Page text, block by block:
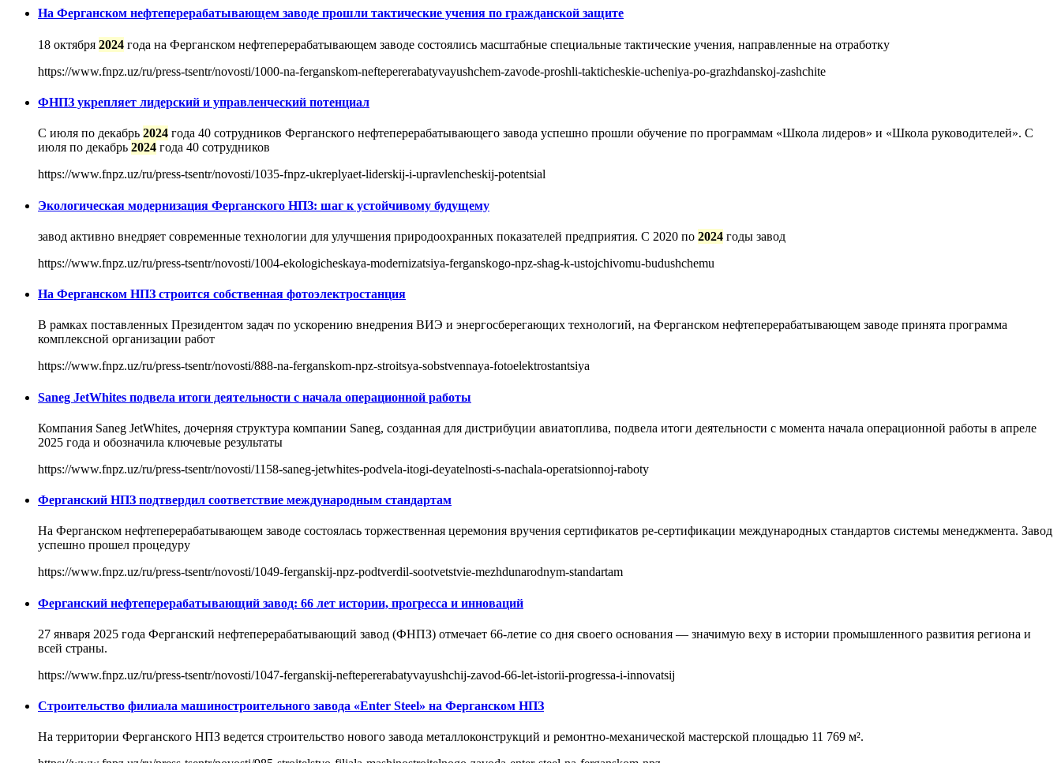
На Ферганском нефтеперерабатывающем заводе прошли тактические учения по гражданской защите
18 октября 2024 года на Ферганском нефтеперерабатывающем заводе состоялись масштабные специальные тактические учения, направленные на отработку
https://www.fnpz.uz/ru/press-tsentr/novosti/1000-na-ferganskom-neftepererabatyvayushchem-zavode-proshli-takticheskie-ucheniya-po-grazhdanskoj-zashchite
ФНПЗ укрепляет лидерский и управленческий потенциал
С июля по декабрь 2024 года 40 сотрудников Ферганского нефтеперерабатывающего завода успешно прошли обучение по программам «Школа лидеров» и «Школа руководителей». С
июля по декабрь 2024 года 40 сотрудников
https://www.fnpz.uz/ru/press-tsentr/novosti/1035-fnpz-ukreplyaet-liderskij-i-upravlencheskij-potentsial
Экологическая модернизация Ферганского НПЗ: шаг к устойчивому будущему
завод активно внедряет современные технологии для улучшения природоохранных показателей предприятия. С 2020 по 2024 годы завод
https://www.fnpz.uz/ru/press-tsentr/novosti/1004-ekologicheskaya-modernizatsiya-ferganskogo-npz-shag-k-ustojchivomu-budushchemu
На Ферганском НПЗ строится собственная фотоэлектростанция
В рамках поставленных Президентом задач по ускорению внедрения ВИЭ и энергосберегающих технологий, на Ферганском нефтеперерабатывающем заводе принята программа
комплексной организации работ
https://www.fnpz.uz/ru/press-tsentr/novosti/888-na-ferganskom-npz-stroitsya-sobstvennaya-fotoelektrostantsiya
Saneg JetWhites подвела итоги деятельности с начала операционной работы
Компания Saneg JetWhites, дочерняя структура компании Saneg, созданная для дистрибуции авиатоплива, подвела итоги деятельности с момента начала операционной работы в апреле
2025 года и обозначила ключевые результаты
https://www.fnpz.uz/ru/press-tsentr/novosti/1158-saneg-jetwhites-podvela-itogi-deyatelnosti-s-nachala-operatsionnoj-raboty
Ферганский НПЗ подтвердил соответствие международным стандартам
На Ферганском нефтеперерабатывающем заводе состоялась торжественная церемония вручения сертификатов ре-сертификации международных стандартов системы менеджмента. Завод
успешно прошел процедуру
https://www.fnpz.uz/ru/press-tsentr/novosti/1049-ferganskij-npz-podtverdil-sootvetstvie-mezhdunarodnym-standartam
Ферганский нефтеперерабатывающий завод: 66 лет истории, прогресса и инноваций
27 января 2025 года Ферганский нефтеперерабатывающий завод (ФНПЗ) отмечает 66-летие со дня своего основания — значимую веху в истории промышленного развития региона и
всей страны.
https://www.fnpz.uz/ru/press-tsentr/novosti/1047-ferganskij-neftepererabatyvayushchij-zavod-66-let-istorii-progressa-i-innovatsij
Строительство филиала машиностроительного завода «Enter Steel» на Ферганском НПЗ
На территории Ферганского НПЗ ведется строительство нового завода металлоконструкций и ремонтно-механической мастерской площадью 11 769 м².